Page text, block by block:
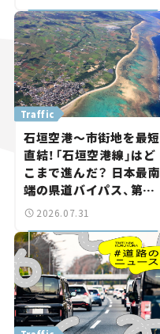
Traffic
石垣空港～市街地を最短
直結！「石垣空港線」はど
こまで進んだ？ 日本最南
端の県道バイパス、第2
工区も延伸開通 【いま気
2026.07.31